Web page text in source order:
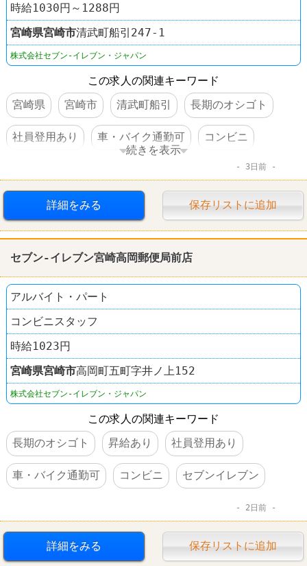
時給1030円～1288円
宮崎県宮崎市清武町船引247-1
株式会社セブン-イレブン・ジャパン
この求人の関連キーワード
宮崎県
宮崎市 清武町船引 長期のオシゴト
社員登用あり 車・バイク通勤可 コンビニ
続きを表示
3日前
詳細をみる 保存リストに追加
セブン-イレブン宮崎高岡郵便局前店
アルバイト・パート
コンビニスタッフ
時給1023円
宮崎県宮崎市高岡町五町字井ノ上152
株式会社セブン-イレブン・ジャパン
この求人の関連キーワード
長期のオシゴト
昇給あり 社員登用あり
車・バイク通勤可 コンビニ セブンイレブン
2日前
詳細をみる 保存リストに追加